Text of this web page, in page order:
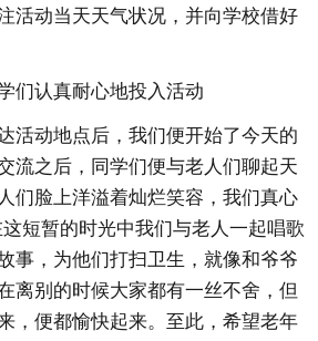
活动当天天气状况，并向学校借好
认真耐心地投入活动
动地点后，我们便开始了今天的
流之后，同学们便与老人们聊起天
们脸上洋溢着灿烂笑容，我们真心
短暂的时光中我们与老人一起唱歌
事，为他们打扫卫生，就像和爷爷
离别的时候大家都有一丝不舍，但
，便都愉快起来。至此，希望老年